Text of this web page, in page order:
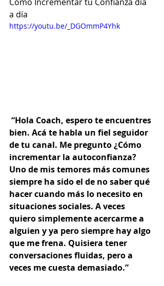
a día
https://youtu.be/_DGOmmP4Yhk
“Hola Coach, espero te encuentres
bien. Acá te habla un fiel seguidor
de tu canal. Me pregunto ¿Cómo
incrementar la autoconfianza?
Uno de mis temores más comunes
siempre ha sido el de no saber qué
hacer cuando más lo necesito en
situaciones sociales. A veces
quiero simplemente acercarme a
alguien y ya pero siempre hay algo
que me frena. Quisiera tener
conversaciones fluidas, pero a
veces me cuesta demasiado.”